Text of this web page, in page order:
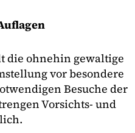
die ohnehin gewaltige
vor besondere
Besuche der
Vorsichts- und